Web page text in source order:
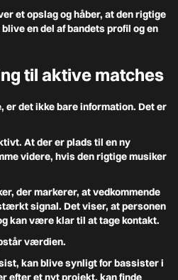
et opslag og håber, at den rigtige
en del af bandets profil og en
til aktive matches
er det ikke bare information. Det er
At der er plads til en ny
videre, hvis den rigtige musiker
der markerer, at vedkommende
signal. Det viser, at personen
kan være klar til at tage kontakt.
værdien.
kan blive synligt for bassister i
efter et nyt projekt, kan finde